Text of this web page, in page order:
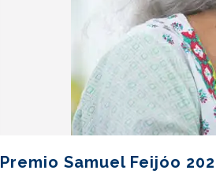
Premio Samuel Feijóo